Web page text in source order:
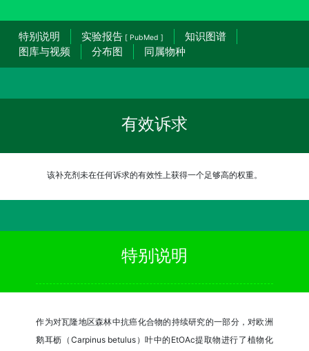
特别说明 实验报告 [ PubMed ]
知识图谱
图库与视频
分布图 同属物种
有效诉求
该补充剂未在任何诉求的有效性上获得一个足够高的权重。
特别说明
作为对瓦隆地区森林中抗癌化合物的持续研究的一部分，对欧洲
鹅耳枥（Carpinus betulus）叶中的EtOAc提取物进行了植物化